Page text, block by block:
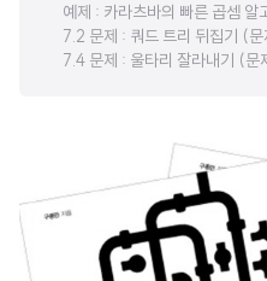
예제 : 카라츠바의 빠른 곱셈 알
7.4 문제 : 울타리 잘라내기 (